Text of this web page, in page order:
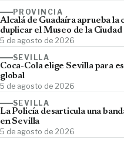
PROVINCIA
Alcalá de Guadaíra aprueba
duplicar el Museo de la Ciudad
5 de agosto de 2026
SEVILLA
Coca-Cola elige Sevilla para
global
5 de agosto de 2026
SEVILLA
La Policía desarticula una
en Sevilla
5 de agosto de 2026